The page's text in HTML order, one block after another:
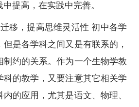
提高，在实践中完善。
移，提高思维灵活性 初中各学
是各学科之间又是有联系的，
制约的关系。作为一个生物学教
科的教学，又要注意其它相关学
的应用，尤其是语文、物理、